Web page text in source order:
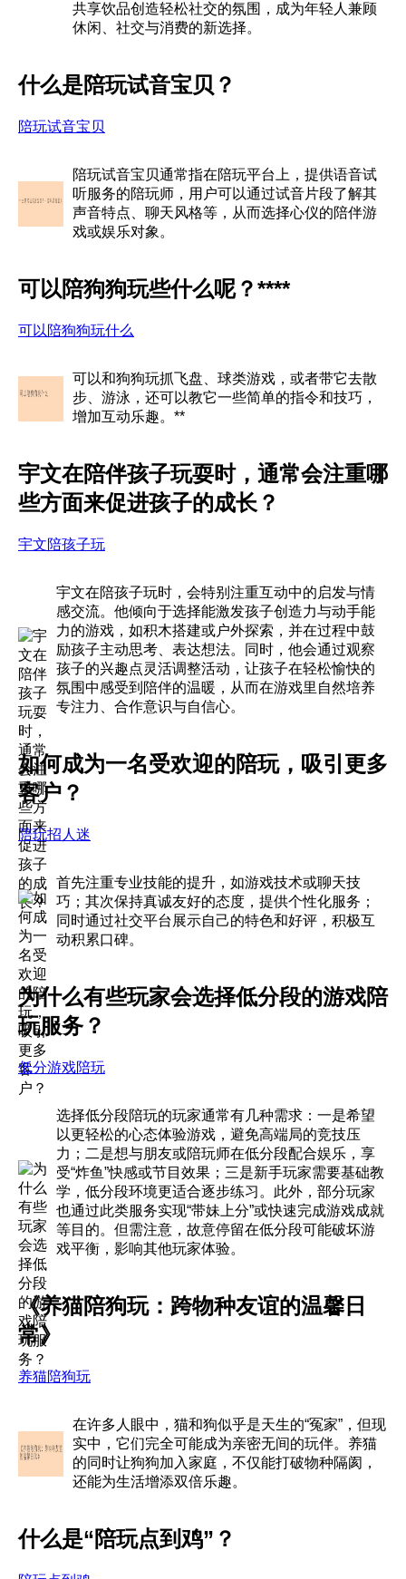
共享饮品创造轻松社交的氛围，成为年轻人兼顾
休闲、社交与消费的新选择。
什么是陪玩试音宝贝？
陪玩试音宝贝
陪玩试音宝贝通常指在陪玩平台上，提供语音试
听服务的陪玩师，用户可以通过试音片段了解其
声音特点、聊天风格等，从而选择心仪的陪伴游
戏或娱乐对象。
可以陪狗狗玩些什么呢？****
可以陪狗狗玩什么
可以和狗狗玩抓飞盘、球类游戏，或者带它去散
步、游泳，还可以教它一些简单的指令和技巧，
增加互动乐趣。**
宇文在陪伴孩子玩耍时，通常会注重哪
些方面来促进孩子的成长？
宇文陪孩子玩
宇文在陪孩子玩时，会特别注重互动中的启发与情
感交流。他倾向于选择能激发孩子创造力与动手能
力的游戏，如积木搭建或户外探索，并在过程中鼓
励孩子主动思考、表达想法。同时，他会通过观察
孩子的兴趣点灵活调整活动，让孩子在轻松愉快的
氛围中感受到陪伴的温暖，从而在游戏里自然培养
专注力、合作意识与自信心。
如何成为一名受欢迎的陪玩，吸引更多
客户？
陪玩招人迷
首先注重专业技能的提升，如游戏技术或聊天技
巧；其次保持真诚友好的态度，提供个性化服务；
同时通过社交平台展示自己的特色和好评，积极互
动积累口碑。
为什么有些玩家会选择低分段的游戏陪
玩服务？
低分游戏陪玩
选择低分段陪玩的玩家通常有几种需求：一是希望
以更轻松的心态体验游戏，避免高端局的竞技压
力；二是想与朋友或陪玩师在低分段配合娱乐，享
受“炸鱼”快感或节目效果；三是新手玩家需要基础教
学，低分段环境更适合逐步练习。此外，部分玩家
也通过此类服务实现“带妹上分”或快速完成游戏成就
等目的。但需注意，故意停留在低分段可能破坏游
戏平衡，影响其他玩家体验。
《养猫陪狗玩：跨物种友谊的温馨日
常》
养猫陪狗玩
在许多人眼中，猫和狗似乎是天生的“冤家”，但现
实中，它们完全可能成为亲密无间的玩伴。养猫
的同时让狗狗加入家庭，不仅能打破物种隔阂，
还能为生活增添双倍乐趣。
什么是“陪玩点到鸡”？